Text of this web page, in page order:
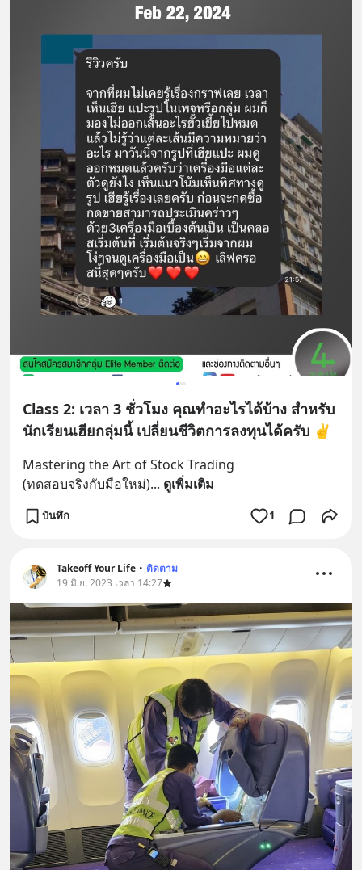
Class 2: เวลา 3 ชั่วโมง คุณทำอะไรได้บ้าง สำหรับ
นักเรียนเฮียกลุ่มนี้ เปลี่ยนชีวิตการลงทุนได้ครับ ✌️
Mastering the Art of Stock Trading
(ทดสอบจริงกับมือใหม่)... ดูเพิ่มเติม
บันทึก 1
Takeoff Your Life • ติดตาม
19 มิ.ย. 2023 เวลา 14:27